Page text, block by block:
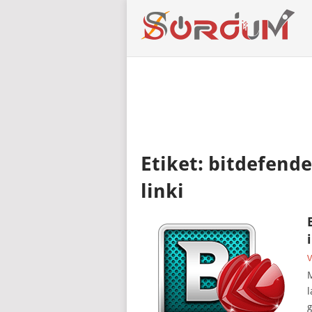
Etiket:
linki